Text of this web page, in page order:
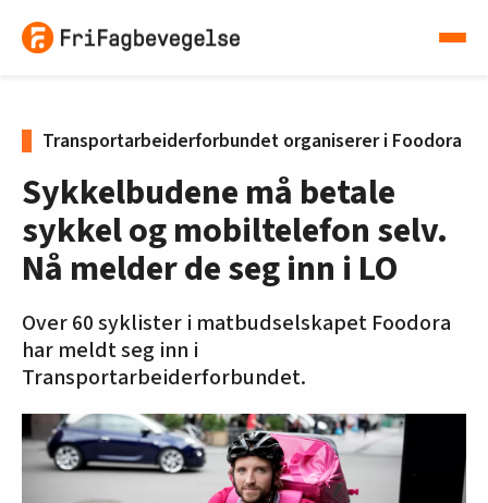
Transportarbeiderforbundet organiserer i Foodora
Sykkelbudene må betale
sykkel og mobiltelefon selv.
Nå melder de seg inn i LO
Over 60 syklister i matbudselskapet Foodora
har meldt seg inn i
Transportarbeiderforbundet.